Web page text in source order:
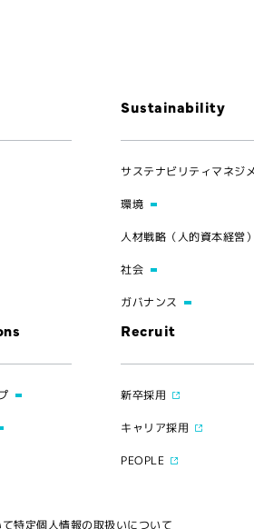
Sustainability
サステナビリティマネジ
環境
人材戦略（人的資本経営
社会
ガバナンス
Recruit
新卒採用
キャリア採用
PEOPLE
て特定個人情報の取扱いについて